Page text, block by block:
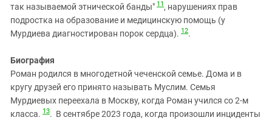
так называемой этнической банды" 11 , нарушениях прав
подростка на образование и медицинскую помощь (у
Мурдиева диагностирован порок сердца). 12.
Биография
Роман родился в многодетной чеченской семье. Дома и в
кругу друзей его принято называть Муслим. Семья
Мурдиевых переехала в Москву, когда Роман учился со 2-м
класса. 13. В сентябре 2023 года, когда произошли инциденты